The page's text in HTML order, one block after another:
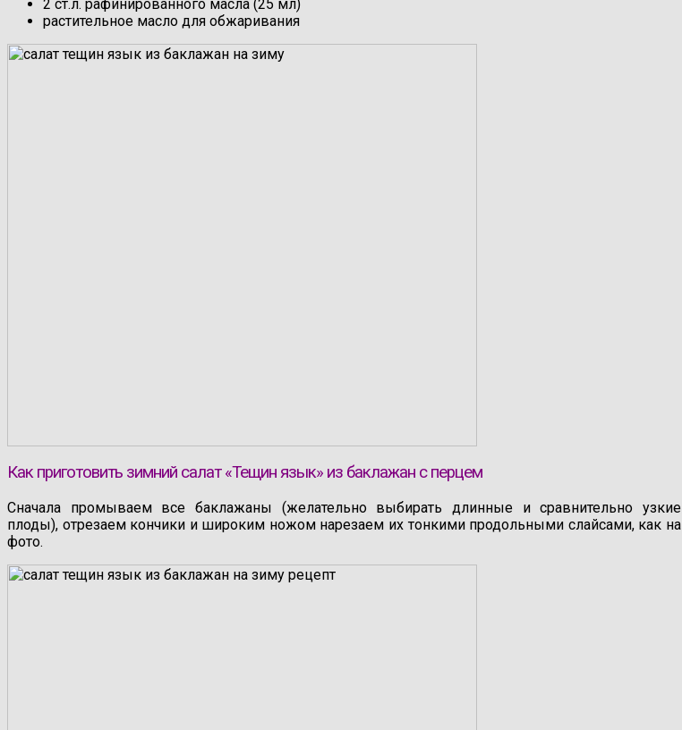
2 ст.л. рафинированного масла (25 мл)
растительное масло для обжаривания
Как приготовить зимний салат «Тещин язык» из баклажан с перцем
Сначала промываем все баклажаны (желательно выбирать длинные и сравнительно узкие
плоды), отрезаем кончики и широким ножом нарезаем их тонкими продольными слайсами, как на
фото.